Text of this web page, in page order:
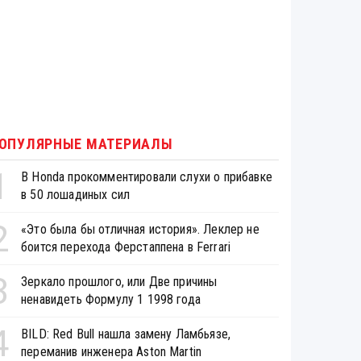
МАТЕРИАЛЫ
В Honda прокомментировали слухи о прибавке
в 50 лошадиных сил
«Это была бы отличная история». Леклер не
боится перехода Ферстаппена в Ferrari
Зеркало прошлого, или Две причины
ненавидеть Формулу 1 1998 года
BILD: Red Bull нашла замену Ламбьязе,
переманив инженера Aston Martin